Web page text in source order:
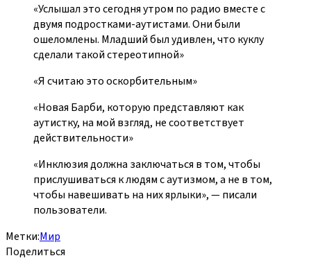
«Услышал это сегодня утром по радио вместе с
двумя подростками-аутистами. Они были
ошеломлены. Младший был удивлен, что куклу
сделали такой стереотипной»
«Я считаю это оскорбительным»
«Новая Барби, которую представляют как
аутистку, на мой взгляд, не соответствует
действительности»
«Инклюзия должна заключаться в том, чтобы
прислушиваться к людям с аутизмом, а не в том,
чтобы навешивать на них ярлыки», — писали
пользователи.
Метки:Мир
Поделиться